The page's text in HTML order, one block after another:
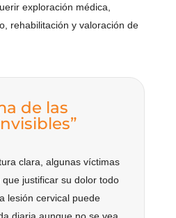
exploración médica,
rehabilitación y valoración de
de las
clara, algunas víctimas
justificar su dolor todo
lesión cervical puede
diaria aunque no se vea